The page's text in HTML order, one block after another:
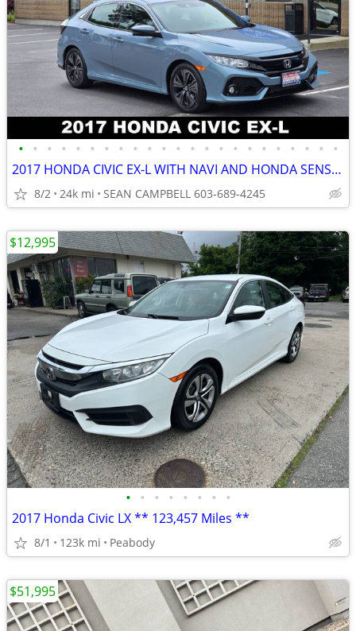
• • • • • • • • • • • • • • • • • • • • • • •
2017 HONDA CIVIC EX-L WITH NAVI AND HONDA SENSING
8/2 24k mi SEAN CAMPBELL 603-689-4245
• • • • • • • •
2017 Honda Civic LX ** 123,457 Miles **
8/1 123k mi Peabody
$12,995
$51,995